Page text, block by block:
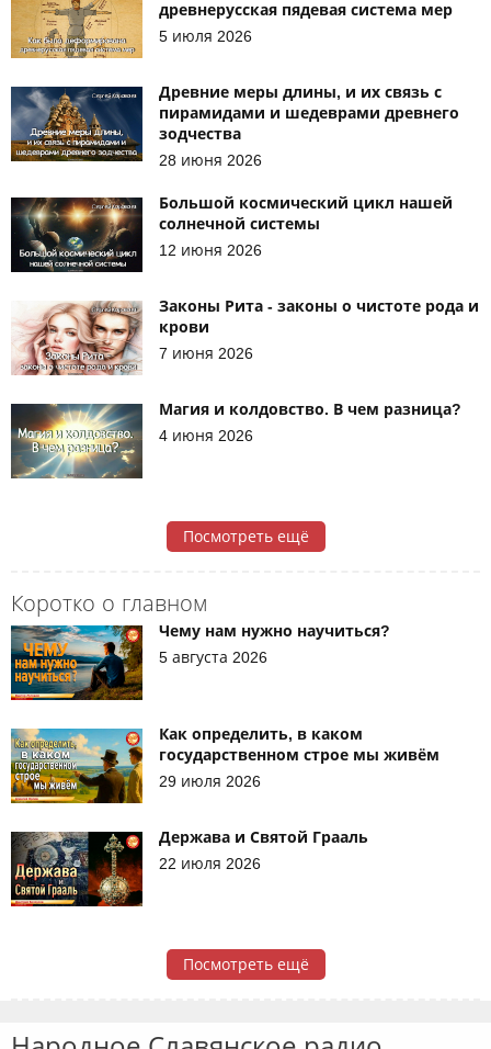
Коротко о главном
Чему нам нужно научиться?
5 августа 2026
Как определить, в каком
государственном строе мы живём
29 июля 2026
Держава и Святой Грааль
22 июля 2026
Посмотреть ещё
древнерусская пядевая система мер
5 июля 2026
Древние меры длины, и их связь с
пирамидами и шедеврами древнего
зодчества
28 июня 2026
Большой космический цикл нашей
солнечной системы
12 июня 2026
Законы Рита - законы о чистоте рода и
крови
7 июня 2026
Магия и колдовство. В чем разница?
4 июня 2026
Посмотреть ещё